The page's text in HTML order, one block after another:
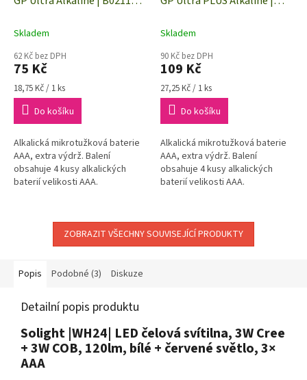
Skladem
62 Kč bez DPH
75 Kč
Měrná
cena:
18,75 Kč / 1 ks
Do košíku
Alkalická mikrotužková baterie
AAA, extra výdrž. Balení
obsahuje 4 kusy alkalických
baterií velikosti AAA.
Skladem
90 Kč bez DPH
109 Kč
Měrná
cena:
27,25 Kč / 1 ks
Do košíku
Alkalická mikrotužková baterie
AAA, extra výdrž. Balení
obsahuje 4 kusy alkalických
baterií velikosti AAA.
ZOBRAZIT VŠECHNY SOUVISEJÍCÍ PRODUKTY
Popis Podobné (3) Diskuze
Detailní popis produktu
Solight |WH24| LED čelová svítilna, 3W Cree
+ 3W COB, 120lm, bílé + červené světlo, 3×
AAA